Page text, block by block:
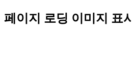
페이지 로딩 이미지 표시